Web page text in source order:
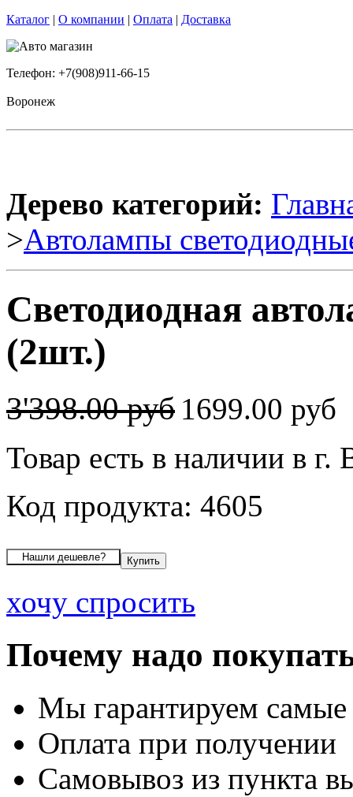
Каталог | О компании | Оплата | Доставка
Телефон: +7(908)911-66-15
Воронеж
Дерево категорий:
>Автолампы
Светодиодная
(2шт.)
3'398.00 руб 1699.00 руб
Товар есть в наличии в г.
Код продукта: 4605
хочу спросить
Почему надо
Мы гарантируем
Оплата при получении
Самовывоз из пункта